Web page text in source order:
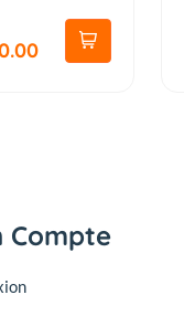
Compte